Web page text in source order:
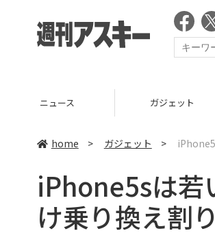
ニュース ガジェット
home > ガジェット >
iPhone5sは若
け乗り換え割